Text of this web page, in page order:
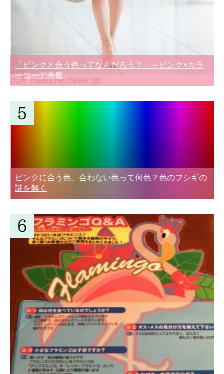
「ピンクと合う色ってなんだろう？」～ピンク×カラ
ーコーデ考察
ピンクに合う色、合わない色って何色？色のフシギの
謎を解く